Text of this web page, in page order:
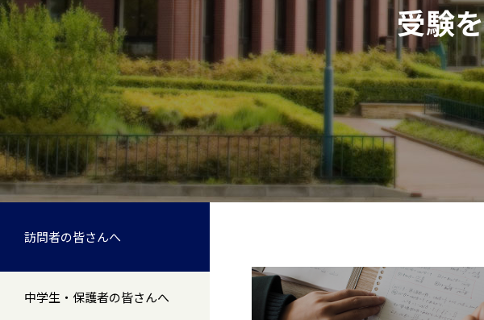
受験
訪問者の皆さんへ
中学生・保護者の皆さんへ